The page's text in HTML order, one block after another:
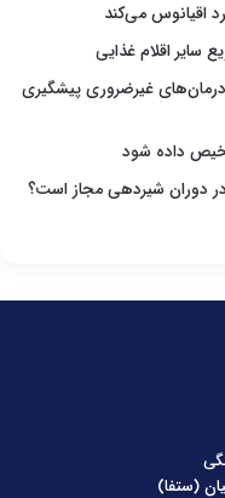
اقیانوس می‌کند
سایر اقلام غذایی
غیرضروری پیشگیری
داده شود
دوران شیردهی مجاز است؟
(ستفا)